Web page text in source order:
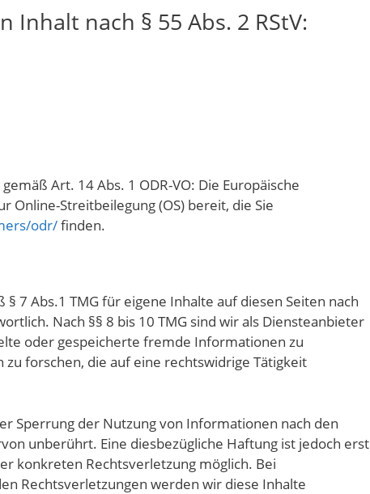
nach § 55 Abs. 2 RStV:
Art. 14 Abs. 1 ODR-VO: Die Europäische
Online-Streitbeilegung (OS) bereit, die Sie
odr/finden.
7 Abs.1 TMG für eigene Inhalte auf diesen Seiten nach
Nach §§ 8 bis 10 TMG sind wir als Diensteanbieter
oder gespeicherte fremde Informationen zu
forschen, die auf eine rechtswidrige Tätigkeit
Sperrung der Nutzung von Informationen nach den
unberührt. Eine diesbezügliche Haftung ist jedoch erst
konkreten Rechtsverletzung möglich. Bei
Rechtsverletzungen werden wir diese Inhalte